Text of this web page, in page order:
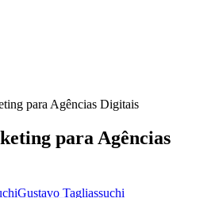
para Agências
Gustavo Tagliassuchi